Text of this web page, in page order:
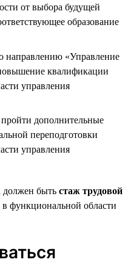
от выбора будущей
образование
направлению «Управление
квалификации
управления
дополнительные
переподготовки
управления
должен быть стаж трудовой
в функциональной области